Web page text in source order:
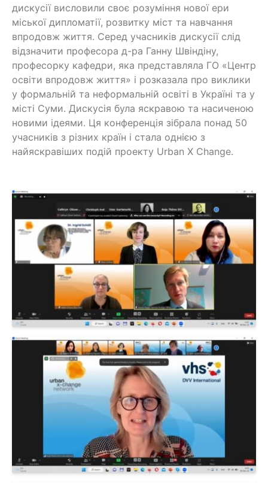
дискусії висловили своє розуміння нової ери
міської дипломатії, розвитку міст та навчання
впродовж життя. Серед учасників дискусії слід
відзначити професора д-ра Ганну Швіндіну,
професорку кафедри, яка представляла ГО «Центр
освіти впродовж життя» і розказала про виклики
у формальній та неформальній освіті в Україні та у
місті Суми. Дискусія була яскравою та насиченою
новими ідеями. Ця конференція зібрала понад 50
учасників з різних країн і стала однією з
найяскравіших подій проекту Urban X Change.